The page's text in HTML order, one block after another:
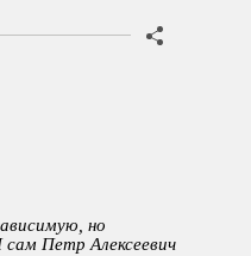
но
Петр Алексеевич